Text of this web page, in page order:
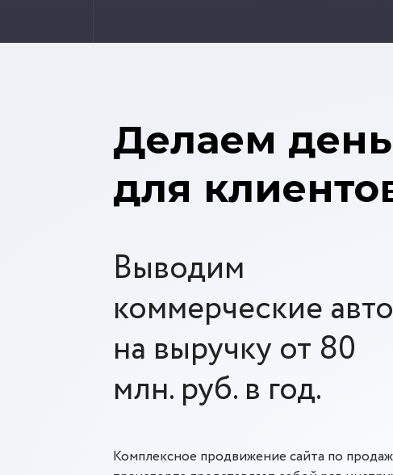
Делаем
для
Выводим
коммерческие авто
на выручку от 80
млн. руб. в год.
Комплексное продвижение сайта по